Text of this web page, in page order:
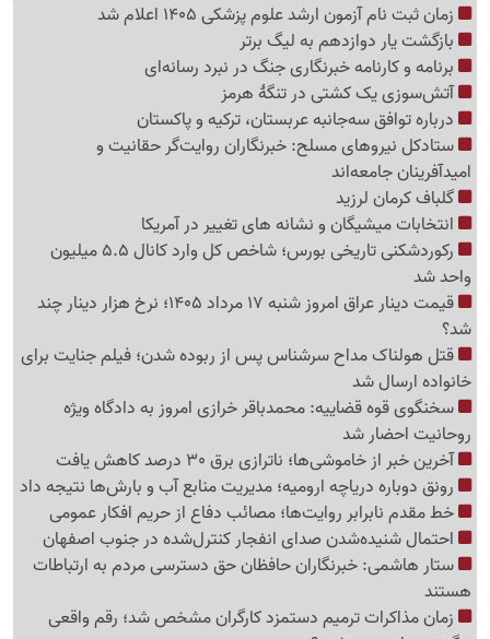
زمان ثبت نام آزمون ارشد علوم پزشکی 1405 اعلام شد
بازگشت یار دوازدهم به لیگ برتر
برنامه و کارنامه خبرنگاری جنگ در نبرد رسانه‌ای
آتش‌سوزی یک کشتی در تنگهٔ هرمز
درباره توافق سه‌جانبه عربستان، ترکیه و پاکستان
ستادکل نیروهای مسلح: خبرنگاران روایت‌گر حقانیت و
امیدآفرینان جامعه‌اند
گلباف کرمان لرزید
انتخابات میشیگان و نشانه های تغییر در آمریکا
رکوردشکنی تاریخی بورس؛ شاخص کل وارد کانال 5.5 میلیون
واحد شد
قیمت دینار عراق امروز شنبه 17 مرداد 1405؛ نرخ هزار دینار چند
شد؟
قتل هولناک مداح سرشناس پس از ربوده شدن؛ فیلم جنایت برای
خانواده ارسال شد
سخنگوی قوه قضاییه: محمدباقر خرازی امروز به دادگاه ویژه
روحانیت احضار شد
آخرین خبر از خاموشی‌ها؛ ناترازی برق 30 درصد کاهش یافت
رونق دوباره دریاچه ارومیه؛ مدیریت منابع آب و بارش‌ها نتیجه داد
خط مقدم نابرابر روایت‌ها؛ مصائب دفاع از حریم افکار عمومی
احتمال شنیده‌شدن صدای انفجار کنترل‌شده در جنوب اصفهان
ستار هاشمی: خبرنگاران حافظان حق دسترسی مردم به ارتباطات
هستند
زمان مذاکرات ترمیم دستمزد کارگران مشخص شد؛ رقم واقعی